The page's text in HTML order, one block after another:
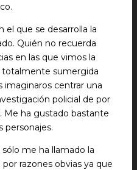
el que se desarrolla la
Quién no recuerda
en las que vimos la
totalmente sumergida
imaginaros centrar una
policial de por
Me ha gustado bastante
personajes.
me ha llamado la
por razones obvias ya que